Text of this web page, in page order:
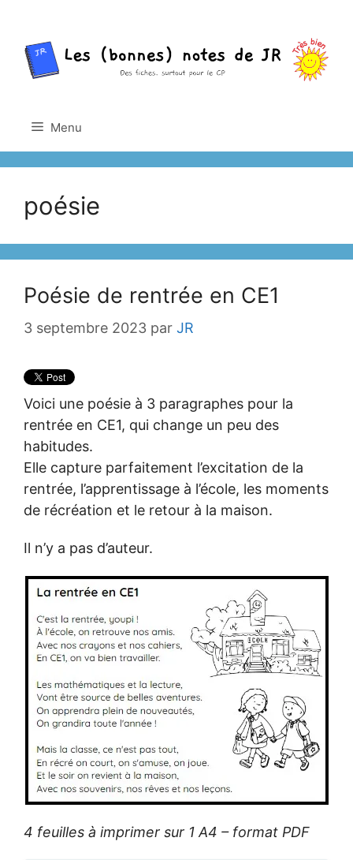
contenu
Menu
poésie
Poésie de rentrée en CE1
3 septembre 2023 par JR
Voici une poésie à 3 paragraphes pour la
rentrée en CE1, qui change un peu des
habitudes.
Elle capture parfaitement l’excitation de la
rentrée, l’apprentissage à l’école, les moments
de récréation et le retour à la maison.
Il n’y a pas d’auteur.
4 feuilles à imprimer sur 1 A4 – format PDF